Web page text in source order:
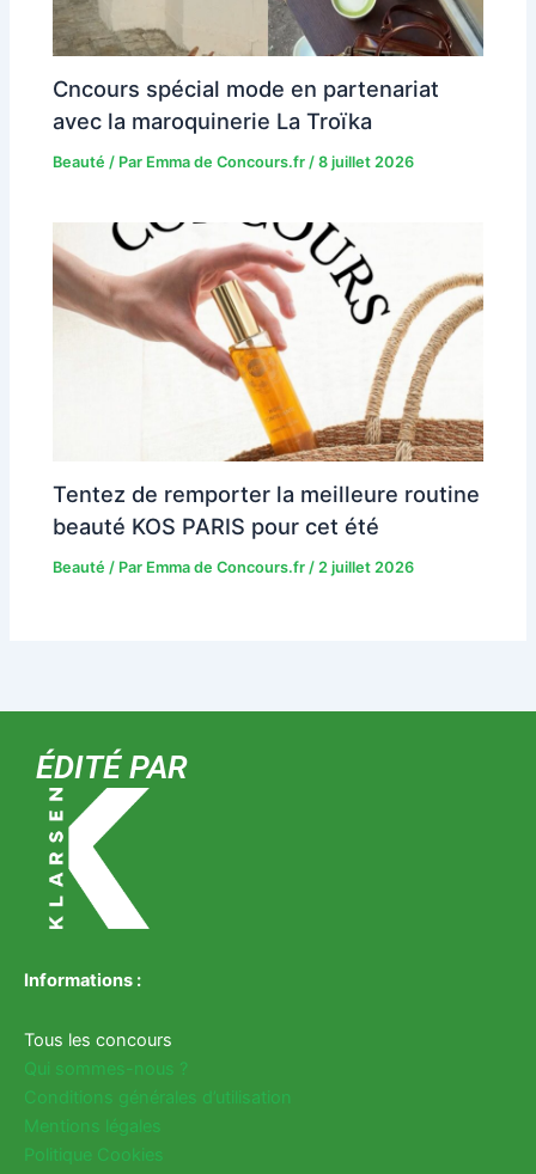
Cncours spécial mode en partenariat
avec la maroquinerie La Troïka
Beauté / Par Emma de Concours.fr/8 juillet 2026
Tentez de remporter la meilleure routine
beauté KOS PARIS pour cet été
Beauté / Par Emma de Concours.fr/2 juillet 2026
ÉDITÉ PAR
Informations :
Tous les concours
Qui sommes-nous ?
Conditions générales d’utilisation
Mentions légales
Politique Cookies